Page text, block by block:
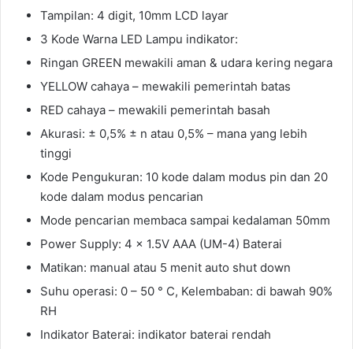
Tampilan: 4 digit, 10mm LCD layar
3 Kode Warna LED Lampu indikator:
Ringan GREEN mewakili aman & udara kering negara
YELLOW cahaya – mewakili pemerintah batas
RED cahaya – mewakili pemerintah basah
Akurasi: ± 0,5% ± n atau 0,5% – mana yang lebih
tinggi
Kode Pengukuran: 10 kode dalam modus pin dan 20
kode dalam modus pencarian
Mode pencarian membaca sampai kedalaman 50mm
Power Supply: 4 × 1.5V AAA (UM-4) Baterai
Matikan: manual atau 5 menit auto shut down
Suhu operasi: 0 – 50 ° C, Kelembaban: di bawah 90%
RH
Indikator Baterai: indikator baterai rendah